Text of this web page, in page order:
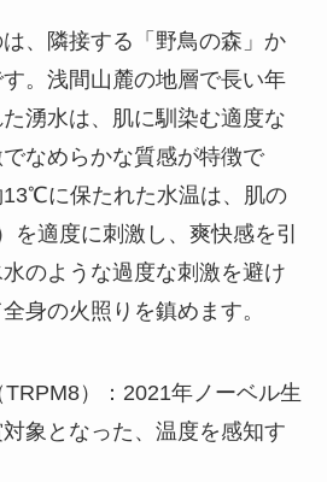
、隣接する「野鳥の森」か
。浅間山麓の地層で長い年
湧水は、肌に馴染む適度な
なめらかな質感が特徴で
に保たれた水温は、肌の
を適度に刺激し、爽快感を引
のような過度な刺激を避け
身の火照りを鎮めます。
）：2021年ノーベル生
象となった、温度を感知す